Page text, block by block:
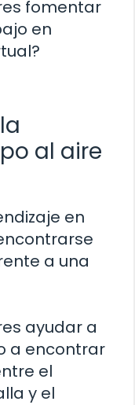
fomentar
en
al aire
en
a una
ayudar a
a encontrar
el
y el